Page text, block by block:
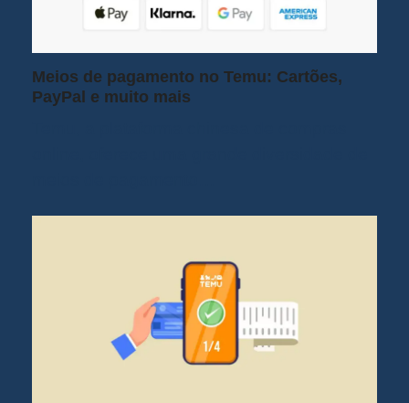
Meios de pagamento no Temu: Cartões,
PayPal e muito mais